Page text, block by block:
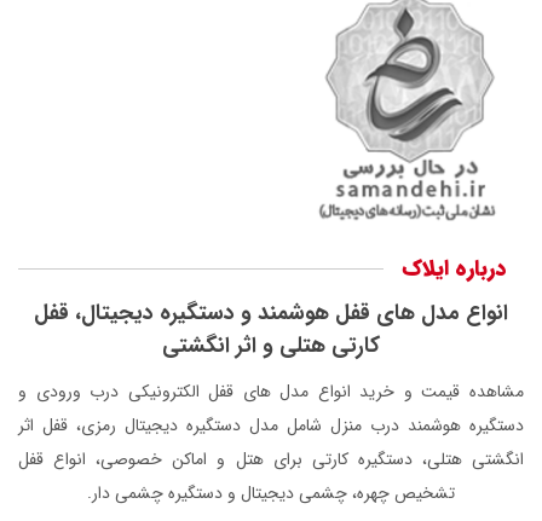
درباره ایلاک
انواع مدل های قفل هوشمند و دستگیره دیجیتال، قفل
کارتی هتلی و اثر انگشتی
مشاهده قیمت و خرید انواع مدل های قفل الکترونیکی درب ورودی و
دستگیره هوشمند درب منزل شامل مدل دستگیره دیجیتال رمزی، قفل اثر
انگشتی هتلی، دستگیره کارتی برای هتل و اماکن خصوصی، انواع قفل
تشخیص چهره، چشمی دیجیتال و دستگیره چشمی دار.